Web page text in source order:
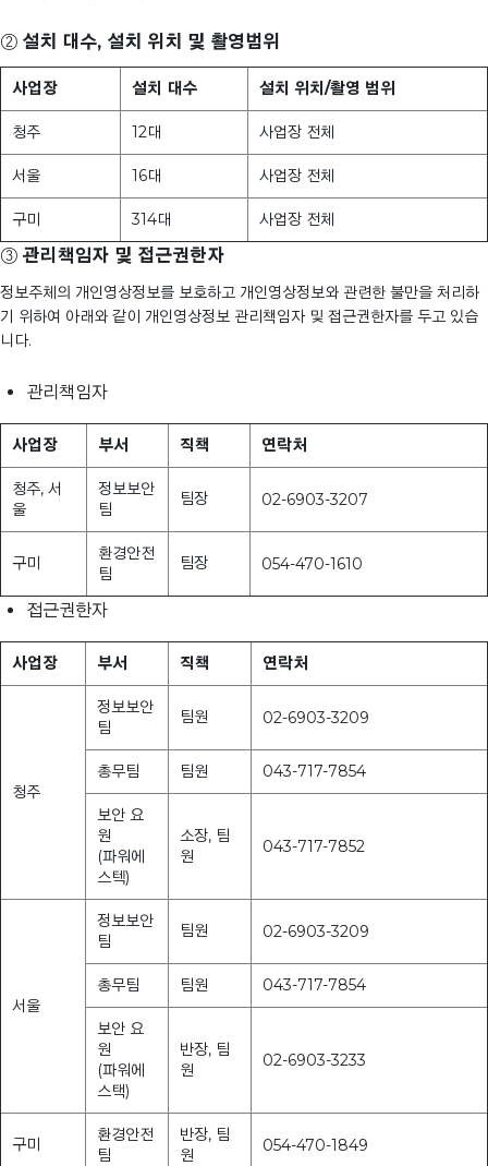
② 설치 대수, 설치 위치 및 촬영범위
사업장 설치 대수 설치 위치/촬영 범위
청주 12대 사업장 전체
서울 16대 사업장 전체
구미 314대 사업장 전체
③ 관리책임자 및 접근권한자
정보주체의 개인영상정보를 보호하고 개인영상정보와 관련한 불만을 처리하
기 위하여 아래와 같이 개인영상정보 관리책임자 및 접근권한자를 두고 있습
니다.
관리책임자
사업장 부서 직책 연락처
청주, 서
울
정보보안
팀
팀장 02-6903-3207
구미
환경안전
팀
팀장 054-470-1610
접근권한자
사업장 부서 직책 연락처
청주
정보보안
팀
팀원 02-6903-3209
총무팀 팀원 043-717-7854
보안 요
원
(파워에
스텍)
소장, 팀
원
043-717-7852
서울
정보보안
팀
팀원 02-6903-3209
총무팀 팀원 043-717-7854
보안 요
원
(파워에
스택)
반장, 팀
원
02-6903-3233
구미
환경안전
팀
반장, 팀
원
054-470-1849